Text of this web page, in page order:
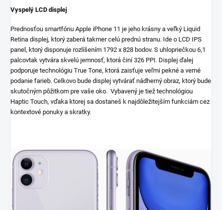
Vyspelý LCD displej
Prednosťou smartfónu Apple iPhone 11 je jeho krásny a veľký Liquid
Retina displej, ktorý zaberá takmer celú prednú stranu. Ide o LCD IPS
panel, ktorý disponuje rozlíšením 1792 x 828 bodov. S uhlopriečkou 6,1
palcovtak vytvára skvelú jemnosť, ktorá činí 326 PPI. Displej ďalej
podporuje technológiu True Tone, ktorá zaisťuje veľmi pekné a verné
podanie farieb. Celkovo bude displej vytvárať nádherný obraz, ktorý bude
skutočným pôžitkom pre vaše oko. Vybavený je tiež technológiou
Haptic Touch, vďaka ktorej sa dostaneš k najdôležitejším funkciám cez
kontextové ponuky a skratky.